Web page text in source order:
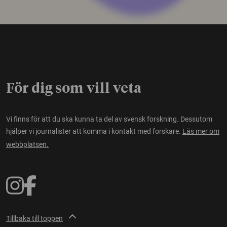
För dig som vill veta
Vi finns för att du ska kunna ta del av svensk forskning. Dessutom
hjälper vi journalister att komma i kontakt med forskare. Läs mer om
webbplatsen.
Tillbaka till toppen